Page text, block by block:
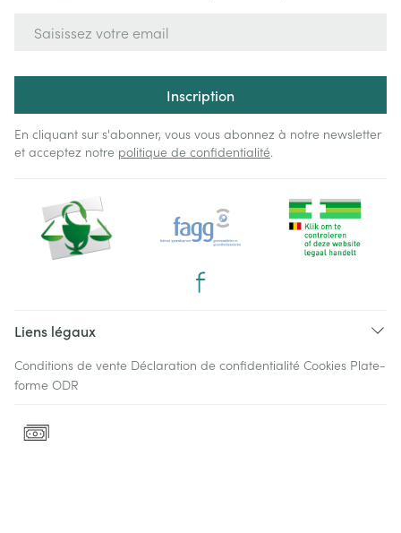
Inscription
En cliquant sur s'abonner, vous vous abonnez à notre newsletter
et acceptez notre politique de confidentialité.
Liens légaux
Conditions de vente Déclaration de confidentialité Cookies Plate-
forme ODR